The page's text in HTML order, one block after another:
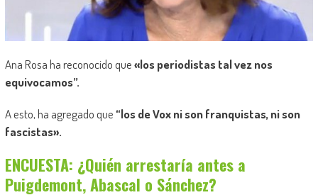
Ana Rosa ha reconocido que«los periodistas tal vez nos
equivocamos”.
A esto, ha agregado que“los de Vox ni son franquistas, ni son
fascistas».
ENCUESTA: ¿Quién arrestaría antes a
Puigdemont, Abascal o Sánchez?